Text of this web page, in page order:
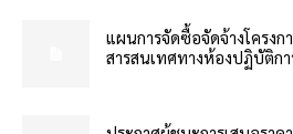
แผนการจัดซื้อจัดจ้างโครงก
สารสนเทศทางห้องปฏิบัติก